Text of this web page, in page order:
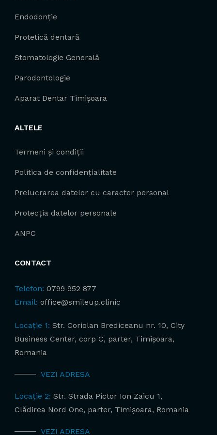
Endodonție
Protetică dentară
Stomatologie Generală
Parodontologie
Aparat Dentar Timișoara
ALTELE
Termeni și condiții
Politica de confidențialitate
Prelucrarea datelor cu caracter personal
Protecția datelor personale
ANPC
CONTACT
Telefon: 0799 952 877
Email: office@smileup.clinic
Locație 1: Str. Coriolan Brediceanu nr. 10, City
Business Center, corp C, parter, Timișoara,
Romania
VEZI ADRESA
Locație 2: Str. Strada Pictor Ion Zaicu 1,
Clădirea Nord One, parter, Timișoara, Romania
VEZI ADRESA